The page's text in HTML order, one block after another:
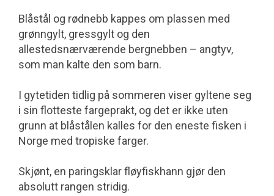
Blåstål og rødnebb kappes om plassen med
grønngylt, gressgylt og den
allestedsnærværende bergnebben – angtyv,
som man kalte den som barn.
I gytetiden tidlig på sommeren viser gyltene seg
i sin flotteste fargeprakt, og det er ikke uten
grunn at blåstålen kalles for den eneste fisken i
Norge med tropiske farger.
Skjønt, en paringsklar fløyfiskhann gjør den
absolutt rangen stridig.